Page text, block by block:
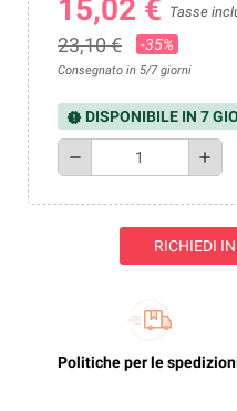
15,02 € Tasse
23,10 € -35%
Consegnato in 5/7 giorni
new_releases DISPONIBILE IN 7
remove add
RICHIEDI
Politiche per le